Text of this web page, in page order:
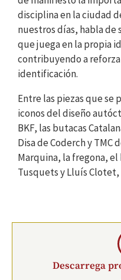
disciplina en la ciudad
nuestros días, habla
que juega en la propia
contribuyendo a
identificación.
Entre las piezas que se
iconos del diseño
BKF, las butacas
Disa de Coderch y TMC
Marquina, la fregona, el
Tusquets y Lluís
Descarrega